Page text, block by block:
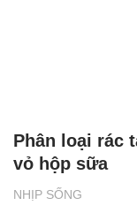
NHỊP SỐNG
Phân loại rác
vỏ hộp sữa